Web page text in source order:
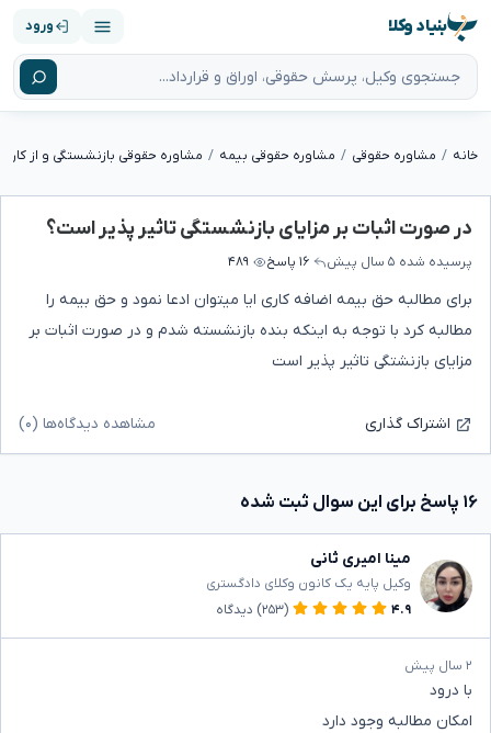
بنیاد وکلا ورود
خانه مشاوره حقوقی مشاوره حقوقی بیمه مشاوره حقوقی بازنشستگی و از
در صورت اثبات بر مزایای بازنشستگی تاثیر پذیر است؟
پرسیده شده ۵ سال پیش ۱۶ پاسخ ۴۸۹
برای مطالبه حق بیمه اضافه کاری ایا میتوان ادعا نمود و حق بیمه را
مطالبه کرد با توجه به اینکه بنده بازنشسته شدم و در صورت اثبات بر
مزایای بازنشتگی تاثیر پذیر است
اشتراک گذاری مشاهده دیدگاه‌ها (۰)
۱۶ پاسخ برای این سوال ثبت شده
مینا امیری ثانی
وکیل پایه یک کانون وکلای دادگستری
۴.۹
(۲۵۳) دیدگاه
۲ سال پیش
با درود
امکان مطالبه وجود دارد